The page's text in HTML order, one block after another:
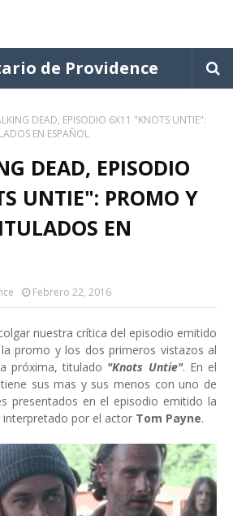
de Providence
DEAD, EPISODIO 6X11 "KNOTS UNTIE":
EN ESPAÑOL
DEAD, EPISODIO
UNTIE": PROMO Y
EN
Febrero 22, 2016
nuestra crítica del episodio emitido
promo y los dos primeros vistazos al
próxima, titulado "Knots Untie". En el
tiene sus mas y sus menos con uno de
presentados en el episodio emitido la
interpretado por el actor Tom Payne.